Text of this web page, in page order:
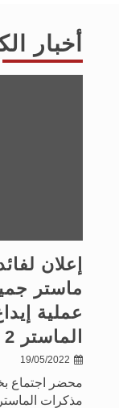
أخبار
إعلان
ماستر
عملية
الماستر 2
19/05/2022
محضر اجتماع
مذكرات الماستر 2 دليل اعداد المذكرة 2022…